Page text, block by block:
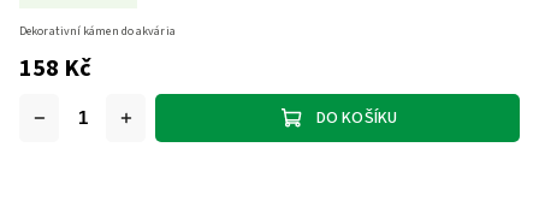
158 Kč
DO KOŠÍKU
Dekorativní kámen do akvária